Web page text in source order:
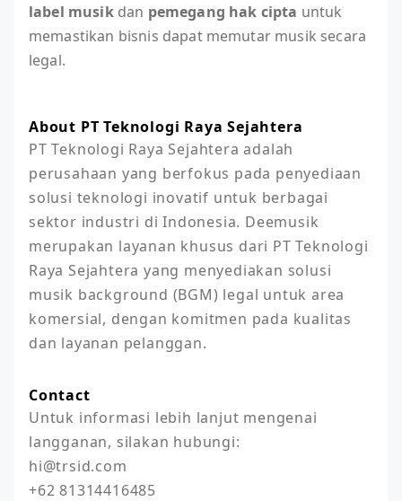
label musik dan pemegang hak cipta untuk
memastikan bisnis dapat memutar musik secara
legal.
About PT Teknologi Raya Sejahtera
PT Teknologi Raya Sejahtera adalah
perusahaan yang berfokus pada penyediaan
solusi teknologi inovatif untuk berbagai
sektor industri di Indonesia. Deemusik
merupakan layanan khusus dari PT Teknologi
Raya Sejahtera yang menyediakan solusi
musik background (BGM) legal untuk area
komersial, dengan komitmen pada kualitas
dan layanan pelanggan.
Contact
Untuk informasi lebih lanjut mengenai
langganan, silakan hubungi:
hi@trsid.com
+62 81314416485